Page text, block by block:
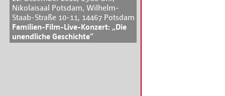
Nikolaisaal Potsdam, Wilhelm-
Staab-Straße 10-11, 14467 Potsdam
Familien-Film-Live-Konzert: „Die
unendliche Geschichte“